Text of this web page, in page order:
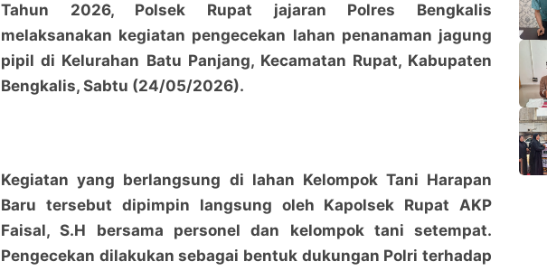
Tahun 2026, Polsek Rupat jajaran Polres Bengkalis
melaksanakan kegiatan pengecekan lahan penanaman jagung
pipil di Kelurahan Batu Panjang, Kecamatan Rupat, Kabupaten
Bengkalis, Sabtu (24/05/2026).
Kegiatan yang berlangsung di lahan Kelompok Tani Harapan
Baru tersebut dipimpin langsung oleh Kapolsek Rupat AKP
Faisal, S.H bersama personel dan kelompok tani setempat.
Pengecekan dilakukan sebagai bentuk dukungan Polri terhadap